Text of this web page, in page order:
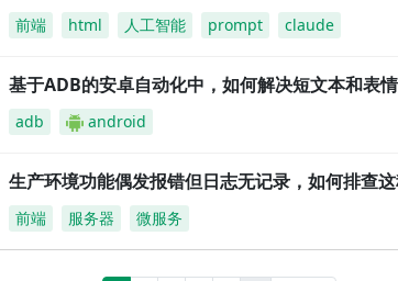
前端 html 人工智能 prompt claude
基于ADB的安卓自动化中，如何解决短文本和表
adb android
生产环境功能偶发报错但日志无记录，如何排查
前端 服务器 微服务